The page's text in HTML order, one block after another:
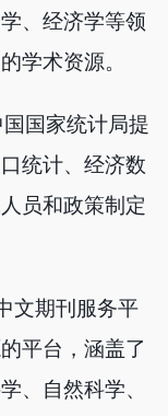
、经济学等领
学术资源。
国家统计局提
统计、经济数
员和政策制定
文期刊服务平
平台，涵盖了
、自然科学、